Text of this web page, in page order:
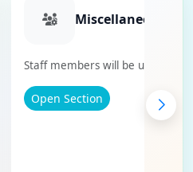
Staff members will be
Open Section